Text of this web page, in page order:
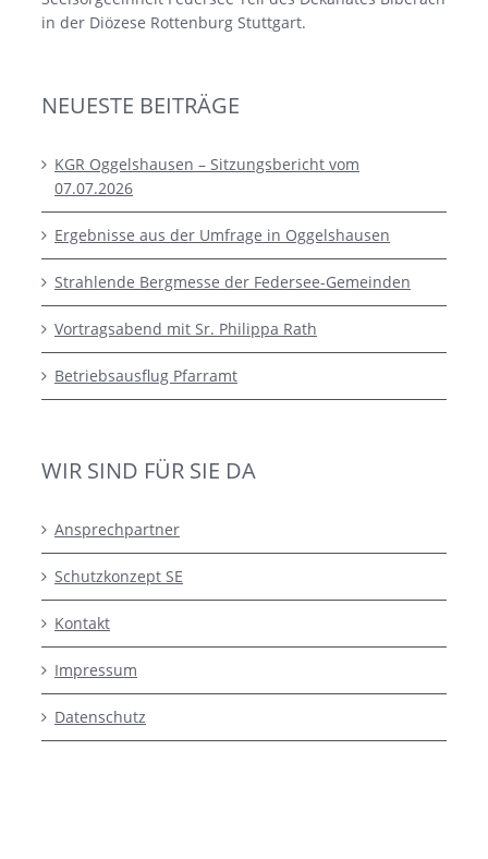
in der Diözese Rottenburg Stuttgart.
NEUESTE BEITRÄGE
KGR Oggelshausen – Sitzungsbericht vom
07.07.2026
Ergebnisse aus der Umfrage in Oggelshausen
Strahlende Bergmesse der Federsee-Gemeinden
Vortragsabend mit Sr. Philippa Rath
Betriebsausflug Pfarramt
WIR SIND FÜR SIE DA
Ansprechpartner
Schutzkonzept SE
Kontakt
Impressum
Datenschutz